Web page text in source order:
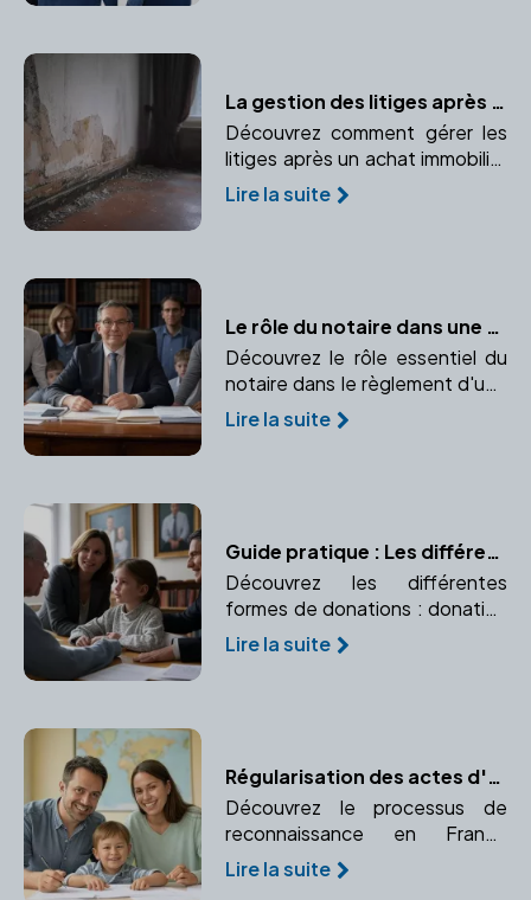
La gestion des litiges après l'achat immobilier : le rôle du notaire
Découvrez comment gérer les
litiges après un achat immobilier
et le rôle crucial du notaire dans
la résolution de ces conflits.
Lire la suite
Le rôle du notaire dans une succession
Découvrez le rôle essentiel du
notaire dans le règlement d'une
succession et pourquoi son
intervention est indispensable
Lire la suite
Guide pratique : Les différentes formes de donations
Découvrez les différentes
formes de donations : donation
simple, donation-partage, et
donation avec réserve
Lire la suite
Régularisation des actes d'adoption à l'étranger : un guide pratique
Découvrez le processus de
reconnaissance en France
d'une adoption prononcée à
l'étranger. Comprendre la
Lire la suite